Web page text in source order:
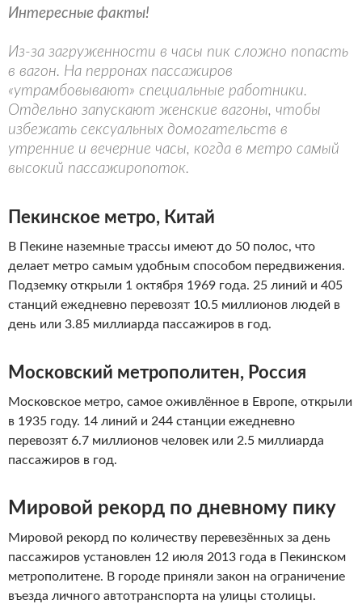
Интересные факты!
Из-за загруженности в часы пик сложно попасть
в вагон. На перронах пассажиров
«утрамбовывают» специальные работники.
Отдельно запускают женские вагоны, чтобы
избежать сексуальных домогательств в
утренние и вечерние часы, когда в метро самый
высокий пассажиропоток.
Пекинское метро, Китай
В Пекине наземные трассы имеют до 50 полос, что
делает метро самым удобным способом передвижения.
Подземку открыли 1 октября 1969 года. 25 линий и 405
станций ежедневно перевозят 10.5 миллионов людей в
день или 3.85 миллиарда пассажиров в год.
Московский метрополитен, Россия
Московское метро, самое оживлённое в Европе, открыли
в 1935 году. 14 линий и 244 станции ежедневно
перевозят 6.7 миллионов человек или 2.5 миллиарда
пассажиров в год.
Мировой рекорд по дневному пику
Мировой рекорд по количеству перевезённых за день
пассажиров установлен 12 июля 2013 года в Пекинском
метрополитене. В городе приняли закон на ограничение
въезда личного автотранспорта на улицы столицы.